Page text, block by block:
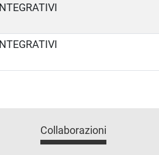
Collaborazioni